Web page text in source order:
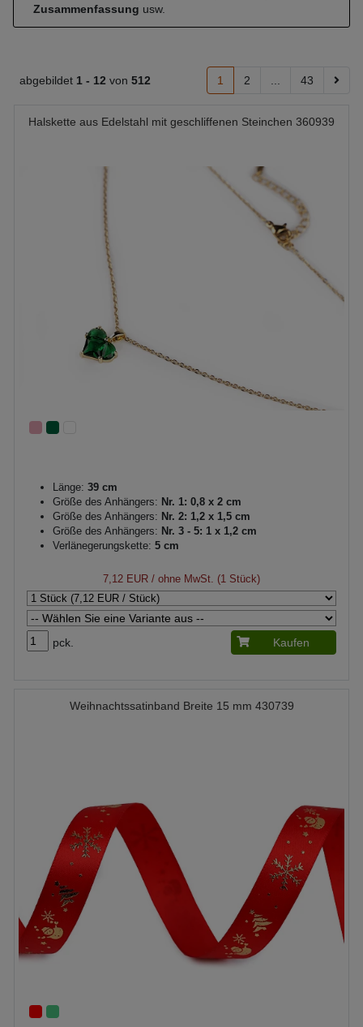
Zusammenfassung usw.
abgebildet 1 - 12 von 512 1 2 43
Halskette aus Edelstahl mit geschliffenen Steinchen 360939
Länge: 39 cm
Größe des Anhängers: Nr. 1: 0,8 x 2 cm
Größe des Anhängers: Nr. 2: 1,2 x 1,5 cm
Größe des Anhängers: Nr. 3 - 5: 1 x 1,2 cm
Verlänegerungskette: 5 cm
7,12 EUR / ohne MwSt. (1 Stück)
pck. Kaufen
Weihnachtssatinband Breite 15 mm 430739